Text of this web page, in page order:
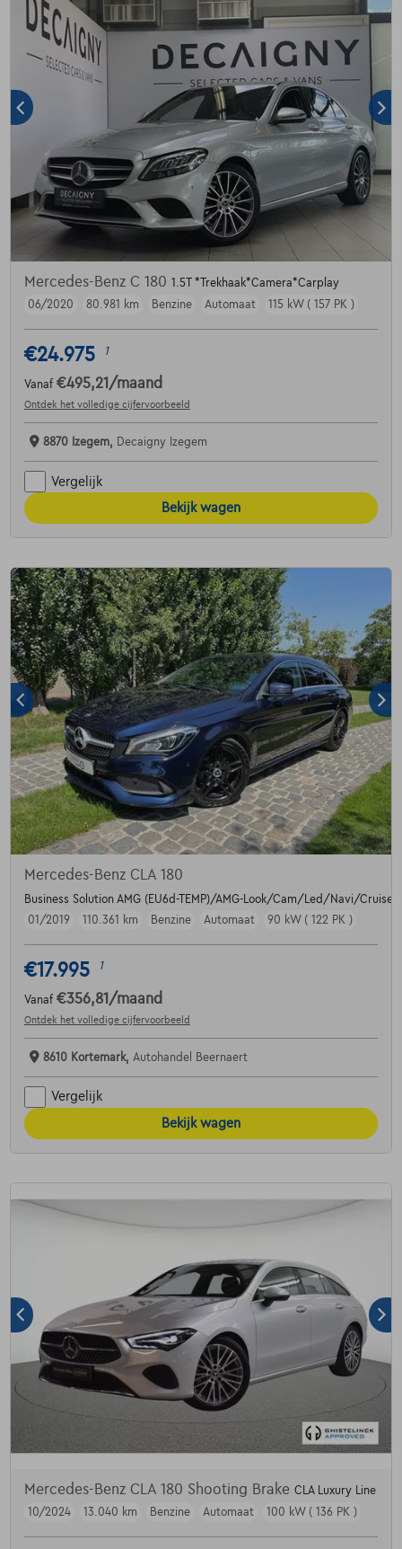
Mercedes-Benz C 180 1.5T *Trekhaak*Camera*Carplay
06/2020
80.981 km Benzine Automaat 115 kW ( 157 PK )
€24.975 1
Vanaf €495,21 /maand
Ontdek het volledige cijfervoorbeeld
8870 Izegem, Decaigny Izegem
Vergelijk
Bekijk wagen
Mercedes-Benz CLA 180
Business Solution AMG (EU6d-TEMP)/AMG-Look/Cam/Led/Navi/
01/2019
110.361 km Benzine Automaat 90 kW ( 122 PK )
€17.995 1
Vanaf €356,81 /maand
Ontdek het volledige cijfervoorbeeld
8610 Kortemark, Autohandel Beernaert
Vergelijk
Bekijk wagen
Mercedes-Benz CLA 180 Shooting Brake CLA Luxury Line
10/2024
13.040 km Benzine Automaat 100 kW ( 136 PK )